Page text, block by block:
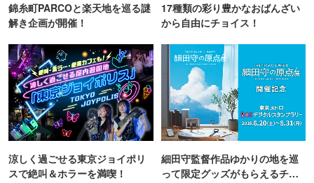
錦糸町PARCOと楽天地を巡る謎
解き企画が開催！
17種類の彩り豊かなおばんざい
から自由にチョイス！
涼しく過ごせる東京ジョイポリ
スで絶叫＆ホラーを満喫！
細田守監督作品ゆかりの地を巡
って限定グッズがもらえるチャ